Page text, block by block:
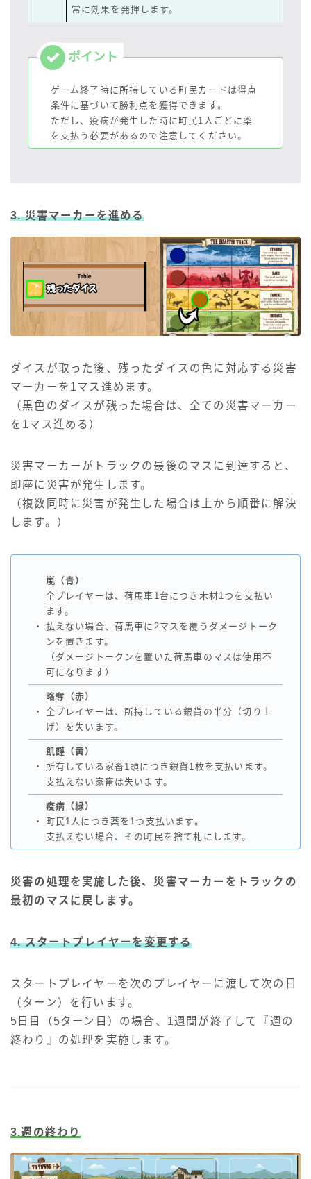
常に効果を発揮します。
ゲーム終了時に所持している町民カードは得点
条件に基づいて勝利点を獲得できます。
ただし、疫病が発生した時に町民1人ごとに薬
を支払う必要があるので注意してください。
3. 災害マーカーを進める
ダイスが取った後、残ったダイスの色に対応する災害
マーカーを1マス進めます。
（黒色のダイスが残った場合は、全ての災害マーカー
を1マス進める）
災害マーカーがトラックの最後のマスに到達すると、
即座に災害が発生します。
（複数同時に災害が発生した場合は上から順番に解決
します。）
・
嵐（青）
全プレイヤーは、荷馬車1台につき木材1つを支払い
ます。
払えない場合、荷馬車に2マスを覆うダメージトーク
ンを置きます。
（ダメージトークンを置いた荷馬車のマスは使用不
可になります）
・
略奪（赤）
全プレイヤーは、所持している銀貨の半分（切り上
げ）を失います。
・
飢饉（黄）
所有している家畜1頭につき銀貨1枚を支払います。
支払えない家畜は失います。
・
疫病（緑）
町民1人につき薬を1つ支払います。
支払えない場合、その町民を捨て札にします。
災害の処理を実施した後、災害マーカーをトラックの
最初のマスに戻します。
4. スタートプレイヤーを変更する
スタートプレイヤーを次のプレイヤーに渡して次の日
（ターン）を行います。
5日目（5ターン目）の場合、1週間が終了して『週の
終わり』の処理を実施します。
3.週の終わり